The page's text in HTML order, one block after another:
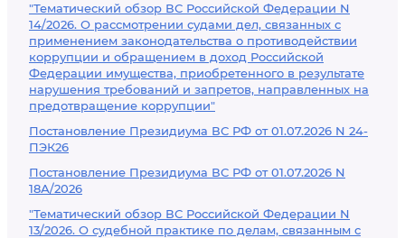
"Тематический обзор ВС Российской Федерации N
14/2026. О рассмотрении судами дел, связанных с
применением законодательства о противодействии
коррупции и обращением в доход Российской
Федерации имущества, приобретенного в результате
нарушения требований и запретов, направленных на
предотвращение коррупции"
Постановление Президиума ВС РФ от 01.07.2026 N 24-
ПЭК26
Постановление Президиума ВС РФ от 01.07.2026 N
18А/2026
"Тематический обзор ВС Российской Федерации N
13/2026. О судебной практике по делам, связанным с